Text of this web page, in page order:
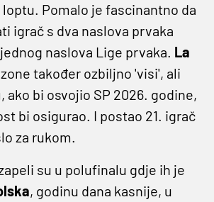
Pomalo je fascinantno da
igrač s dva naslova prvaka
naslova Lige prvaka. La
također ozbiljno 'visi', ali
ako bi osvojio SP 2026. godine,
bi osigurao. I postao 21. igrač
za rukom.
su u polufinalu gdje ih je
, godinu dana kasnije, u